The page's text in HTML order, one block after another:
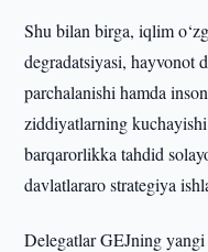
Shu bilan birga, iqlim
degradatsiyasi, hayvonot
parchalanishi hamda
ziddiyatlarning
barqarorlikka tahdid
davlatlararo strategiya
Delegatlar GEJning